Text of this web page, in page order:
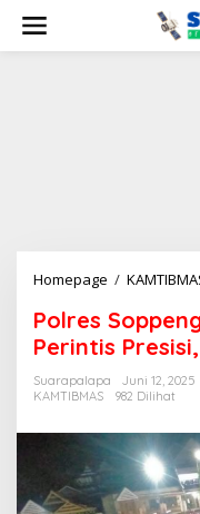
konten
Homepage /
Polres
Perintis
Suarapalapa
Juni 12, 2025
KAMTIBMAS
982 Dilihat